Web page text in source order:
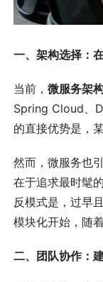
一、架构选择：
当前， 微服务架
Spring Cloud、
的直接优势是，
然而，微服务也
在于追求最时髦
反模式是，过早
模块化开始，随
二、团队协作：